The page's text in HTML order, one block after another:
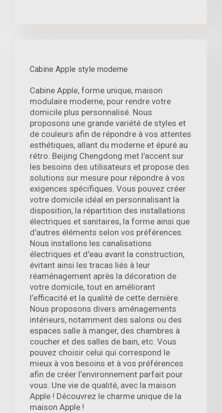
Cabine Apple style moderne
Cabine Apple, forme unique, maison
modulaire moderne, pour rendre votre
domicile plus personnalisé. Nous
proposons une grande variété de styles et
de couleurs afin de répondre à vos attentes
esthétiques, allant du moderne et épuré au
rétro. Beijing Chengdong met l'accent sur
les besoins des utilisateurs et propose des
solutions sur mesure pour répondre à vos
exigences spécifiques. Vous pouvez créer
votre domicile idéal en personnalisant la
disposition, la répartition des installations
électriques et sanitaires, la forme ainsi que
d'autres éléments selon vos préférences.
Nous installons les canalisations
électriques et d'eau avant la construction,
évitant ainsi les tracas liés à leur
réaménagement après la décoration de
votre domicile, tout en améliorant
l’efficacité et la qualité de cette dernière.
Nous proposons divers aménagements
intérieurs, notamment des salons ou des
espaces salle à manger, des chambres à
coucher et des salles de bain, etc. Vous
pouvez choisir celui qui correspond le
mieux à vos besoins et à vos préférences
afin de créer l’environnement parfait pour
vous. Une vie de qualité, avec la maison
Apple ! Découvrez le charme unique de la
maison Apple !